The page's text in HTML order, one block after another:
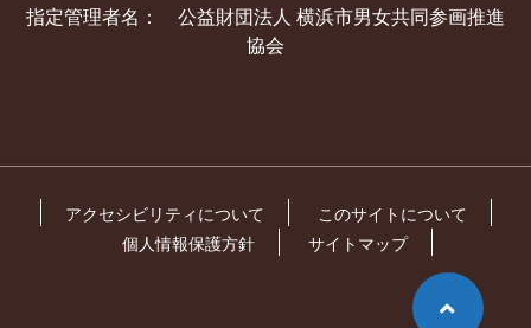
指定管理者名： 公益財団法人 横浜市男女共同参画推進
協会
アクセシビリティについて
このサイトについて
個人情報保護方針
サイトマップ